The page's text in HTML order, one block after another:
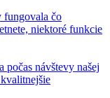
fungovala čo
niektoré funkcie
návštevy našej